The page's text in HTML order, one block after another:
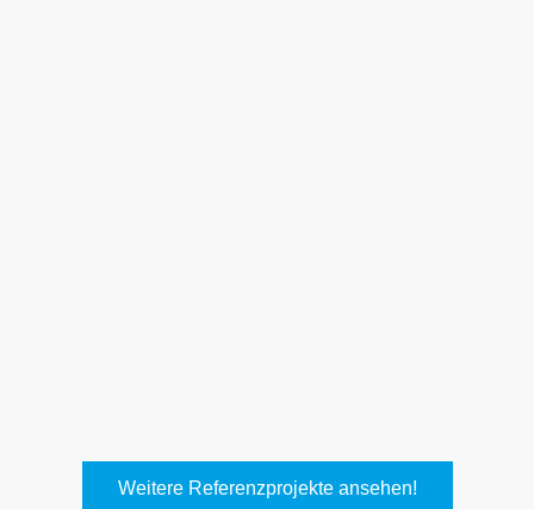
Weitere Referenzprojekte ansehen!